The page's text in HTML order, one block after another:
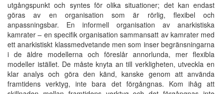
utgångspunkt och syntes för olika situationer; det kan endast
göras av en organisation som är rörlig, flexibel och
anpassningsbar. En informell organisation av anarkistiska
kamrater – en specifik organisation sammansatt av kamrater med
ett anarkistiskt klassmedvetande men som inser begränsningarna
i de äldre modellerna och föreslår annorlunda, mer flexibla
modeller istället. De måste knyta an till verkligheten, utveckla en
klar analys och göra den känd, kanske genom att använda
framtidens verktyg, inte bara det förgångnas. Kom ihåg att